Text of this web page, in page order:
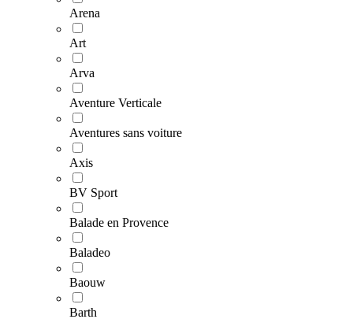
Arena
Art
Arva
Aventure Verticale
Aventures sans voiture
Axis
BV Sport
Balade en Provence
Baladeo
Baouw
Barth